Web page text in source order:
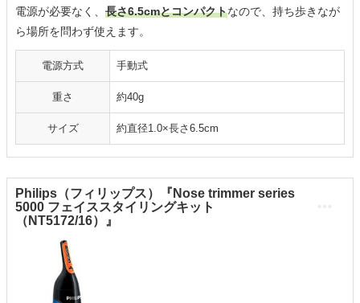
電源が必要なく、 長さ6.5cmとコンパクトなので、持ち歩きなが
ら場所を問わず使えます。
電源方式 手動式
重さ 約40g
サイズ 約直径1.0×長さ6.5cm
Philips（フィリップス）『Nose trimmer series
5000 フェイススタイリングキット
（NT5172/16）』